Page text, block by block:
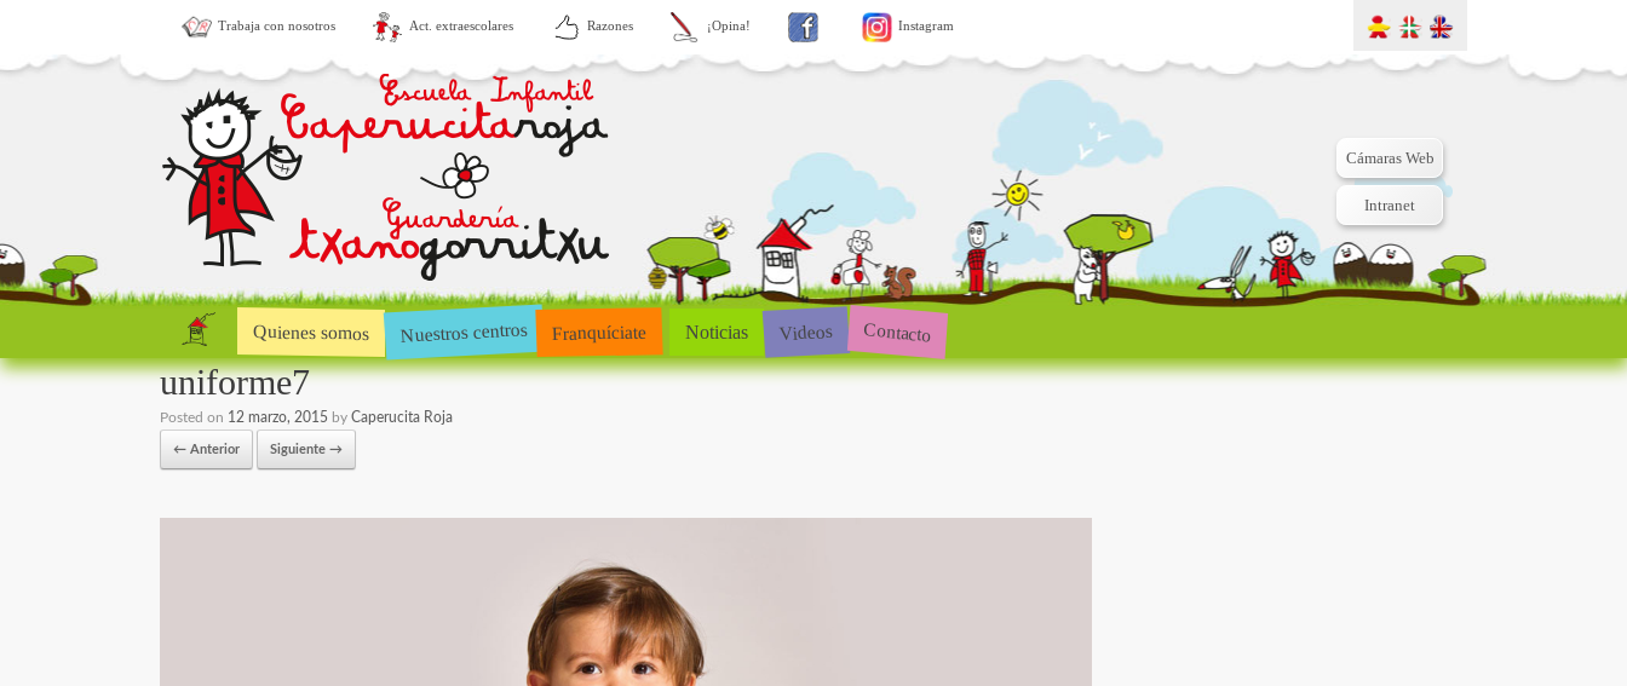
Trabaja con nosotros Act. extraescolares Razones ¡Opina! Instagram
Cámaras Web
Intranet
Quienes somos Nuestros centros Franquíciate Noticias Videos Contacto
uniforme7
Posted on 12 marzo, 2015 by Caperucita Roja
← Anterior Siguiente →